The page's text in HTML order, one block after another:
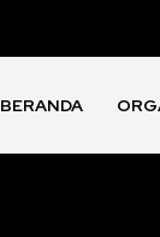
BERANDA